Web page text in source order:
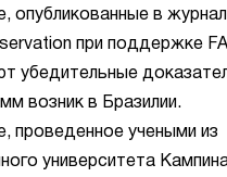
опубликованные в
при поддержке
убедительные
возник в Бразилии.
проведенное учеными из
университета